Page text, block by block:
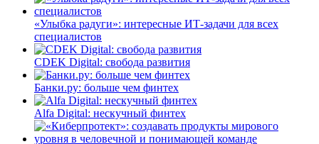
«Улыбка радуги»: интересные ИТ-задачи для всех
специалистов
CDEK Digital: свобода развития
Банки.ру: больше чем финтех
Alfa Digital: нескучный финтех